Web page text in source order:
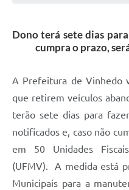
Convênios Terceiro Setor
Poupatempo
Fala.BR
Acesso à Informação
Dono terá sete dias
cumpra o prazo,
A Prefeitura de Vinhedo
que retirem veículos
terão sete dias para
notificados e, caso não
em 50 Unidades
(UFMV). A medida está
Municipais para a